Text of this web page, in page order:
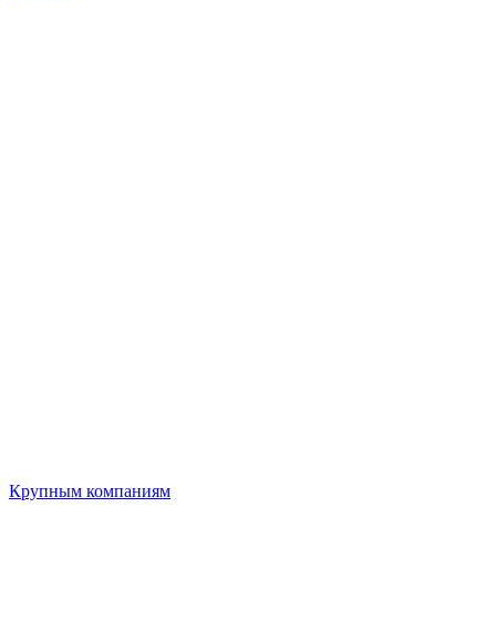
Крупным компаниям